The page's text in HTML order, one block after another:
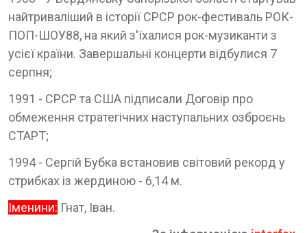
найтриваліший в історії СРСР рок-фестиваль РОК-
ПОП-ШОУ88, на який з'їхалися рок-музиканти з
усієї країни. Завершальні концерти відбулися 7
серпня;
1991 - СРСР та США підписали Договір про
обмеження стратегічних наступальних озброєнь
СТАРТ;
1994 - Сергій Бубка встановив світовий рекорд у
стрибках із жердиною - 6,14 м.
Іменини: Гнат, Іван.